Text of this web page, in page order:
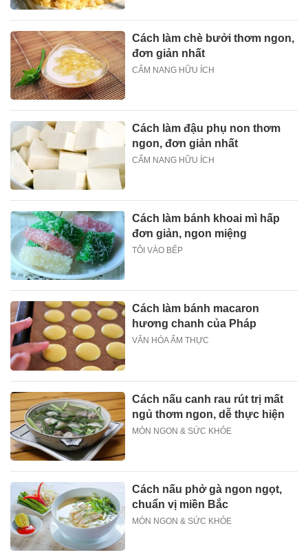
Cách làm chè bưởi thơm ngon,
đơn giản nhất
CẨM NANG HỮU ÍCH
Cách làm đậu phụ non thơm
ngon, đơn giản nhất
CẨM NANG HỮU ÍCH
Cách làm bánh khoai mì hấp
đơn giản, ngon miệng
TÔI VÀO BẾP
Cách làm bánh macaron
hương chanh của Pháp
VĂN HÓA ẨM THỰC
Cách nấu canh rau rút trị mất
ngủ thơm ngon, dễ thực hiện
MÓN NGON & SỨC KHỎE
Cách nấu phở gà ngon ngọt,
chuẩn vị miền Bắc
MÓN NGON & SỨC KHỎE